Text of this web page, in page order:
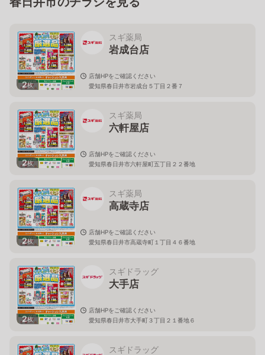
2枚
スギ薬局
岩成台店
店舗HPをご確認ください
愛知県春日井市岩成台５丁目２番７
2枚
スギ薬局
六軒屋店
店舗HPをご確認ください
愛知県春日井市六軒屋町五丁目２２番地
2枚
スギ薬局
高蔵寺店
店舗HPをご確認ください
愛知県春日井市高蔵寺町１丁目４６番地
2枚
スギドラッグ
大手店
店舗HPをご確認ください
愛知県春日井市大手町３丁目２１番地６
スギドラッグ